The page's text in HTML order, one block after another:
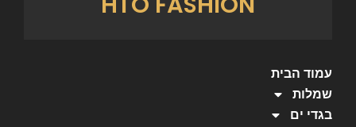
עמוד הבית
שמלות
בגדי ים